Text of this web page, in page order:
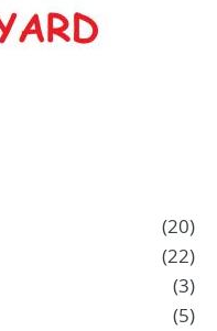
(20)
(22)
(3)
(5)